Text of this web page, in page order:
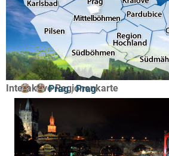
Interaktive Regionenkarte
Prag,Prag